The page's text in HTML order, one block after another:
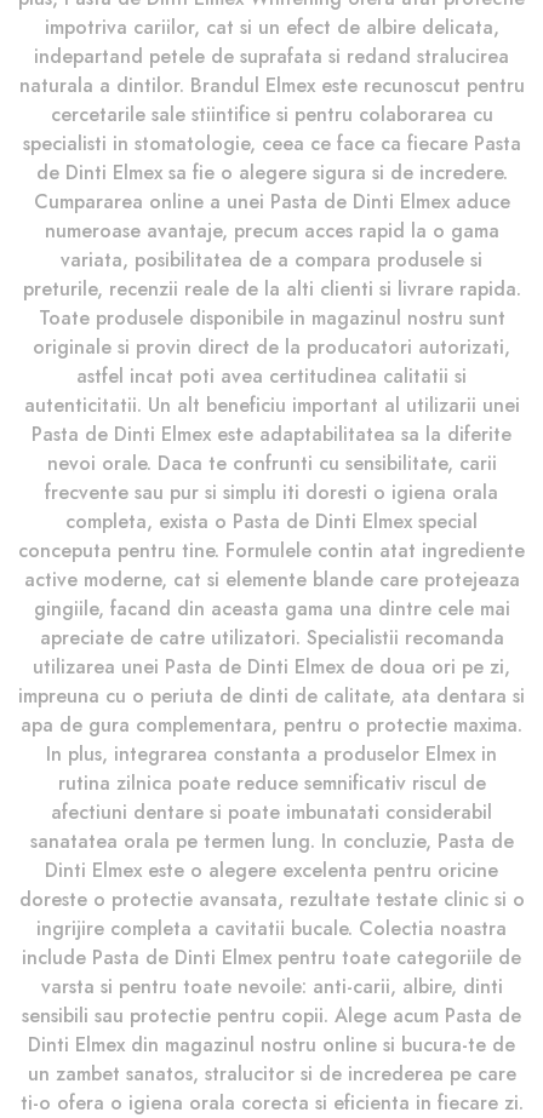
impotriva cariilor, cat si un efect de albire delicata,
indepartand petele de suprafata si redand stralucirea
naturala a dintilor. Brandul Elmex este recunoscut pentru
cercetarile sale stiintifice si pentru colaborarea cu
specialisti in stomatologie, ceea ce face ca fiecare Pasta
de Dinti Elmex sa fie o alegere sigura si de incredere.
Cumpararea online a unei Pasta de Dinti Elmex aduce
numeroase avantaje, precum acces rapid la o gama
variata, posibilitatea de a compara produsele si
preturile, recenzii reale de la alti clienti si livrare rapida.
Toate produsele disponibile in magazinul nostru sunt
originale si provin direct de la producatori autorizati,
astfel incat poti avea certitudinea calitatii si
autenticitatii. Un alt beneficiu important al utilizarii unei
Pasta de Dinti Elmex este adaptabilitatea sa la diferite
nevoi orale. Daca te confrunti cu sensibilitate, carii
frecvente sau pur si simplu iti doresti o igiena orala
completa, exista o Pasta de Dinti Elmex special
conceputa pentru tine. Formulele contin atat ingrediente
active moderne, cat si elemente blande care protejeaza
gingiile, facand din aceasta gama una dintre cele mai
apreciate de catre utilizatori. Specialistii recomanda
utilizarea unei Pasta de Dinti Elmex de doua ori pe zi,
impreuna cu o periuta de dinti de calitate, ata dentara si
apa de gura complementara, pentru o protectie maxima.
In plus, integrarea constanta a produselor Elmex in
rutina zilnica poate reduce semnificativ riscul de
afectiuni dentare si poate imbunatati considerabil
sanatatea orala pe termen lung. In concluzie, Pasta de
Dinti Elmex este o alegere excelenta pentru oricine
doreste o protectie avansata, rezultate testate clinic si o
ingrijire completa a cavitatii bucale. Colectia noastra
include Pasta de Dinti Elmex pentru toate categoriile de
varsta si pentru toate nevoile: anti-carii, albire, dinti
sensibili sau protectie pentru copii. Alege acum Pasta de
Dinti Elmex din magazinul nostru online si bucura-te de
un zambet sanatos, stralucitor si de increderea pe care
ti-o ofera o igiena orala corecta si eficienta in fiecare zi.